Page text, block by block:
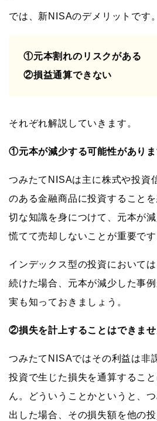
では、新NISAのデメリットです。
①元本割れのリスクがある
②損益通算できない
それぞれ解説していきます。
①元本が減少する可能性がありま
つみたてNISAは主に株式や投資
のある金融商品に投資すること
切な知識を身につけて、元本が
慌てて売却しないことが重要です
インデックス型の投資において
続けた場合、元本が減少した事
実も知っておきましょう。
②損失を計上することはできませ
つみたてNISAではその利益は非
投資で生じた損失を通算するこ
ん。どういうことかというと、
出した場合、その損失額を他の